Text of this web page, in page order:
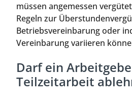
müssen angemessen
Regeln zur
Betriebsvereinbarung oder
Vereinbarung variieren
Darf ein
Teilzeitarbeit